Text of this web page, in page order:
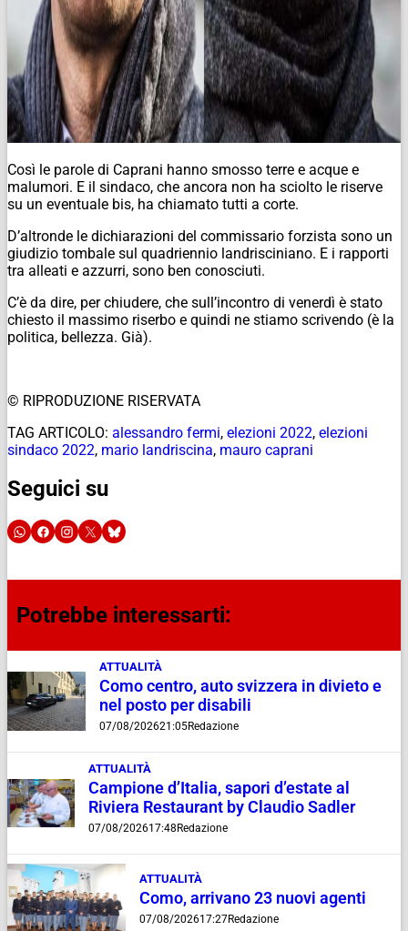
Così le parole di Caprani hanno smosso terre e acque e
malumori. E il sindaco, che ancora non ha sciolto le riserve
su un eventuale bis, ha chiamato tutti a corte.
D’altronde le dichiarazioni del commissario forzista sono un
giudizio tombale sul quadriennio landrisciniano. E i rapporti
tra alleati e azzurri, sono ben conosciuti.
C’è da dire, per chiudere, che sull’incontro di venerdì è stato
chiesto il massimo riserbo e quindi ne stiamo scrivendo (è la
politica, bellezza. Già).
© RIPRODUZIONE RISERVATA
TAG ARTICOLO: alessandro fermi, elezioni 2022, elezioni
sindaco 2022, mario landriscina, mauro caprani
Seguici su
Potrebbe interessarti:
ATTUALITÀ
Como centro, auto svizzera in divieto e
nel posto per disabili
07/08/202621:05Redazione
ATTUALITÀ
Campione d’Italia, sapori d’estate al
Riviera Restaurant by Claudio Sadler
07/08/202617:48 Redazione
ATTUALITÀ
Como, arrivano 23 nuovi agenti
07/08/202617:27Redazione